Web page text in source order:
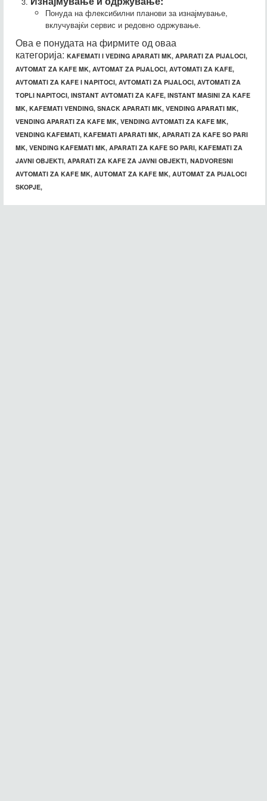
KAFEMATI, KAFEMATI APARATI MK,
APARATI ZA KAFE SO PARI MK, VENDING
KAFEMATI ZA JAVNI OBJEKTI, APARATI
ZA KAFE ZA JAVNI OBJEKTI,
NADVORESNI AVTOMATI ZA KAFE MK,
AUTOMAT ZA KAFE MK, AUTOMAT ZA
PIJALOCI SKOPJE,
Понуда на флексибилни планови за изнајмување,
вклучувајќи сервис и редовно одржување.
Ова е понудата на фирмите од оваа
категорија: KAFEMATI I VEDING APARATI MK, APARATI ZA PIJALOCI,
AVTOMAT ZA KAFE MK, AVTOMAT ZA PIJALOCI, AVTOMATI ZA KAFE,
AVTOMATI ZA KAFE I NAPITOCI, AVTOMATI ZA PIJALOCI, AVTOMATI ZA
TOPLI NAPITOCI, INSTANT AVTOMATI ZA KAFE, INSTANT MASINI ZA KAFE
MK, KAFEMATI VENDING, SNACK APARATI MK, VENDING APARATI MK,
VENDING APARATI ZA KAFE MK, VENDING AVTOMATI ZA KAFE MK,
VENDING KAFEMATI, KAFEMATI APARATI MK, APARATI ZA KAFE SO PARI
MK, VENDING KAFEMATI MK, APARATI ZA KAFE SO PARI, KAFEMATI ZA
JAVNI OBJEKTI, APARATI ZA KAFE ZA JAVNI OBJEKTI, NADVORESNI
AVTOMATI ZA KAFE MK, AUTOMAT ZA KAFE MK, AUTOMAT ZA PIJALOCI
SKOPJE,